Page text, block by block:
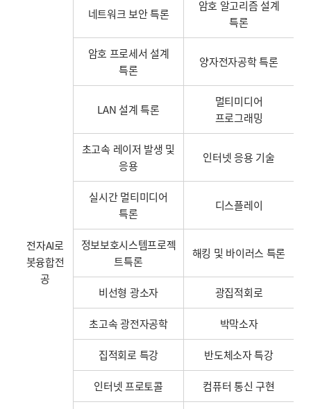
전자AI로
봇융합전
공
네트워크 보안 특론
암호 알고리즘 설계
특론
암호 프로세서 설계
특론
양자전자공학 특론
LAN 설계 특론
멀티미디어
프로그래밍
초고속 레이저 발생 및
응용
인터넷 응용 기술
실시간 멀티미디어
특론
디스플레이
정보보호시스템프로젝
트특론
해킹 및 바이러스 특론
비선형 광소자 광집적회로
초고속 광전자공학 박막소자
집적회로 특강 반도체소자 특강
인터넷 프로토콜 컴퓨터 통신 구현